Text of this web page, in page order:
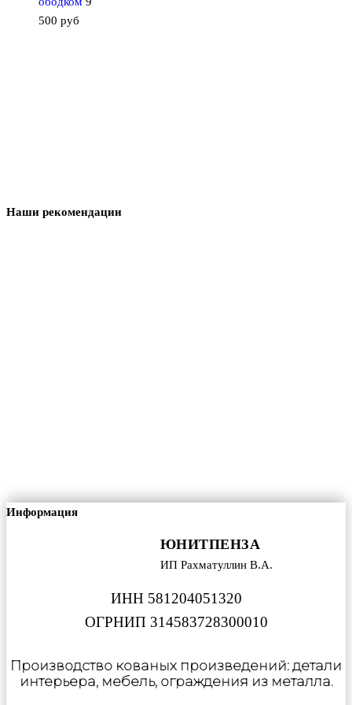
500 руб
Наши рекомендации
Информация
ЮНИТПЕНЗА
ИП Рахматуллин В.А.
ИНН 581204051320
ОГРНИП 314583728300010
Производство кованых произведений: детали
интерьера, мебель, ограждения из металла.